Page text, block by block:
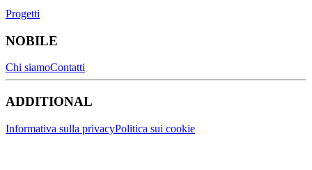
Progetti
NOBILE
Chi siamoContatti
ADDITIONAL
Informativa sulla privacyPolitica sui cookie